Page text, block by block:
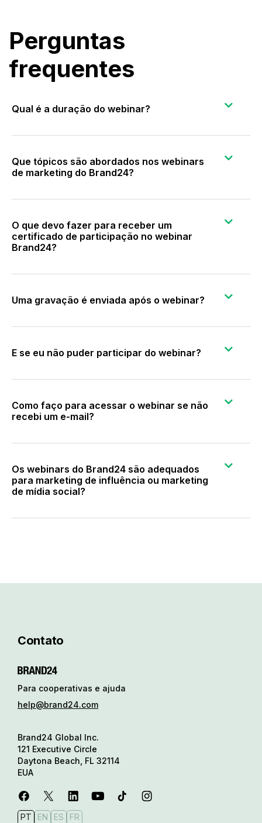
Perguntas
frequentes
Qual é a duração do webinar?
Que tópicos são abordados nos webinars
de marketing do Brand24?
O que devo fazer para receber um
certificado de participação no webinar
Brand24?
Uma gravação é enviada após o webinar?
E se eu não puder participar do webinar?
Como faço para acessar o webinar se não
recebi um e-mail?
Os webinars do Brand24 são adequados
para marketing de influência ou marketing
de mídia social?
Contato
Para cooperativas e ajuda
help@brand24.com
Brand24 Global Inc.
121 Executive Circle
Daytona Beach, FL 32114
EUA
PT EN ES FR